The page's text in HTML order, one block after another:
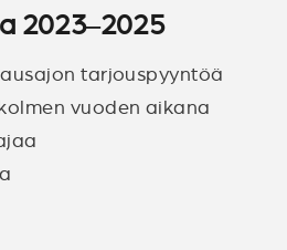
2023–2025
tarjouspyyntöä
vuoden aikana